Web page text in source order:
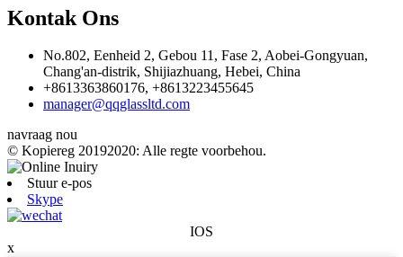
Kontak Ons
No.802, Eenheid 2, Gebou 11, Fase 2, Aobei-Gongyuan,
Chang'an-distrik, Shijiazhuang, Hebei, China
+8613363860176, +8613223455645
manager@qqglassltd.com
navraag nou
© Kopiereg 20192020: Alle regte voorbehou.
Stuur e-pos
Skype
IOS
x